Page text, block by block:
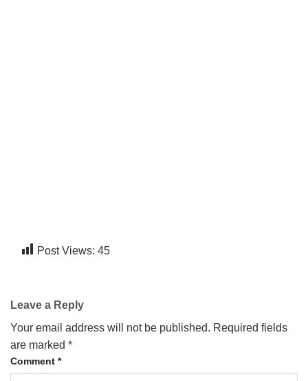
Post Views: 45
Leave a Reply
Your email address will not be published. Required fields
are marked *
Comment *